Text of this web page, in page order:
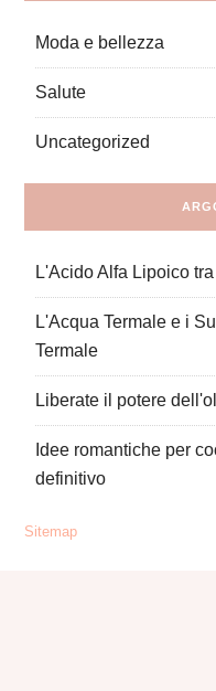
Moda e bellezza
Salute
Uncategorized
L'Acido Alfa Lipoico
L'Acqua Termale e i
Termale
Liberate il potere
Idee romantiche per
definitivo
Sitemap